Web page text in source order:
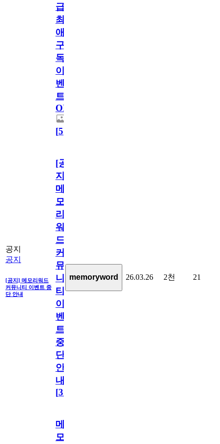
급!
최
애
구
독
이
벤
트
OPEN!
[5]
공지
공지
[공지] 메모리워드
커뮤니티 이벤트 중
단 안내
[공
지]
메
모
리
워
드
커
뮤
니
티
이
벤
트
중
단
안
내
[31
memoryword 26.03.26 2천 21
메
모